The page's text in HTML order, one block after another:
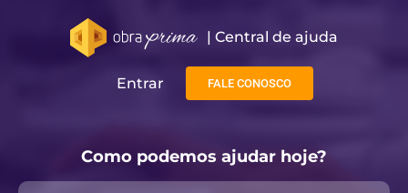
| Central de ajuda​
Entrar FALE CONOSCO
Como podemos ajudar hoje?